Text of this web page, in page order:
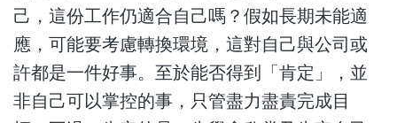
己，這份工作仍適合自己嗎？假如長期未能適
應，可能要考慮轉換環境，這對自己與公司或
許都是一件好事。至於能否得到「肯定」，並
非自己可以掌控的事，只管盡力盡責完成目